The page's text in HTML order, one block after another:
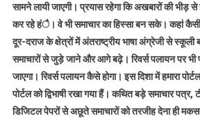
सामने लायी जाएगी। प्रयास रहेगा कि अखबारों की भीड़
कर रहे हंै। वे भी समाचार का हिस्सा बन सके। कहां कैसी
दूर-दराज के क्षेत्रों में अंतराष्ट्रीय भाषा अंग्रेजी से
समाचारों से जुड़े जाने और आगे बढ़े। रिवर्स पलायन पर भी
जाएगा। रिवर्स पलायन कैसे होगा। इस दिशा में हमारा
पोर्टल को द्विभाषी रखा गया हैं। कथित बड़े समाचार
डिजिटल पेपरों से अछूते समाचारों को तरजीह देना ही